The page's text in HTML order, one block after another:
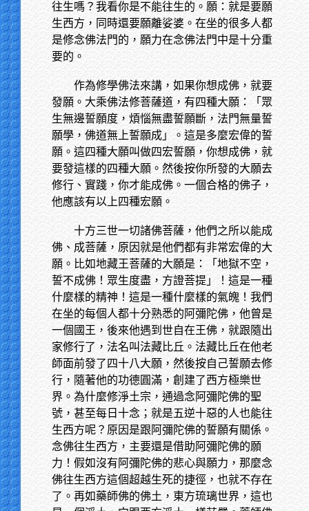
往生嗎？我看你是不能往生的。願：就是要願
生西方，同時還要願離娑婆。在坐的很多人都
是修念佛法門的，願力在念佛法門中是十分重
要的。
作為修學佛法來講，如果你想成佛，就要
發願。大乘佛法修菩薩道，有四種大願：「眾
生無邊誓願度，煩惱無盡誓願斷，法門無量誓
願學，佛道無上誓願成」。這是多麼宏偉的誓
願。這四種大願叫做四宏誓願，你想成佛，就
要發這樣的四種大願。然後按你所發的大願去
修行、實踐，你才能成佛。一個合格的佛子，
他應該有以上四種宏願。
十方三世一切諸佛菩薩，他們之所以能成
佛、成菩薩，原因就是他們都有非常宏偉的大
願。比如地藏王菩薩的大願是：「地獄不空，
誓不成佛！眾生度盡，方證菩提」！這是一種
什麼樣的精神！這是一種什麼樣的氣魄！我們
在坐的每個人都十分熟悉的阿彌陀佛，他曾是
一個國王，後來他遇到世自在王佛，就跟隨出
家修行了，法名叫法藏比丘。法藏比丘在他老
師面前發了四十八大願，然後按自己誓願去修
行，隨著他的功德圓滿，創建了西方極樂世
界。為什麼修淨土宗，通過念阿彌陀佛的聖
號，甚至每日十念；就是五逆十惡的人也能往
生西方呢？原因是跟阿彌陀佛的誓願有關係。
念佛往生西方，主要還是借助阿彌陀佛的願
力！假如沒有阿彌陀佛的悲心與願力，那麼念
佛往生西方這個超越生死的捷徑，也就不存在
了。再如藥師佛的佛土，東方琉璃世界，這也